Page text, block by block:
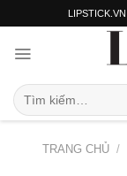
LIPSTICK.VN
TRANG CHỦ /